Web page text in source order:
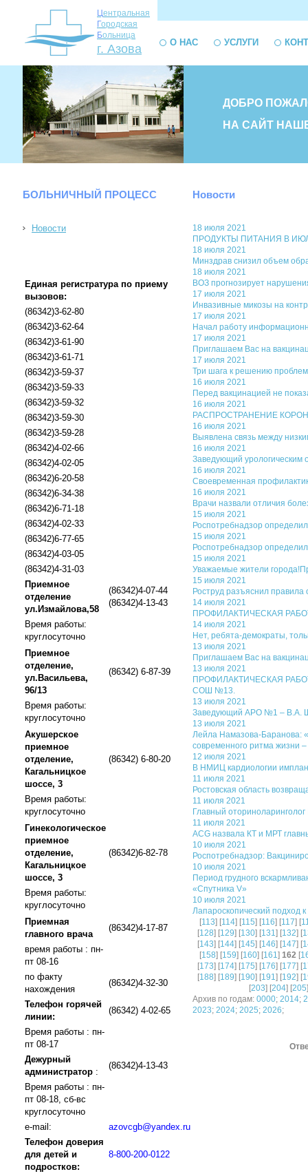
Центральная
Городская
Больница
г. Азова О НАС УСЛУГИ
ДОБРО
НА САЙТ
БОЛЬНИЧНЫЙ ПРОЦЕСС
Новости
Единая регистратура по приему
вызовов:
(86342)3-62-80
(86342)3-62-64
(86342)3-61-90
(86342)3-61-71
(86342)3-59-37
(86342)3-59-33
(86342)3-59-32
(86342)3-59-30
(86342)3-59-28
(86342)4-02-66
(86342)4-02-05
(86342)6-20-58
(86342)6-34-38
(86342)6-71-18
(86342)4-02-33
(86342)6-77-65
(86342)4-03-05
(86342)4-31-03
Приемное
отделение
ул.Измайлова,58
(86342)4-07-44
(86342)4-13-43
Время работы:
круглосуточно
Приемное
отделение,
ул.Васильева,
96/13
(86342) 6-87-39
Время работы:
круглосуточно
Акушерское
приемное
отделение,
Кагальницкое
шоссе, 3
(86342) 6-80-20
Время работы:
круглосуточно
Гинекологическое
приемное
отделение,
Кагальницкое
шоссе, 3
(86342)6-82-78
Время работы:
круглосуточно
Приемная
главного врача
(86342)4-17-87
время работы : пн-
пт 08-16
по факту
нахождения
(86342)4-32-30
Телефон горячей
линии:
(86342) 4-02-65
Время работы : пн-
пт 08-17
Дежурный
администратор :
(86342)4-13-43
Время работы : пн-
пт 08-18, сб-вс
круглосуточно
e-mail:
azovcgb@yandex.ru
Телефон доверия
для детей и
подростков:
8-800-200-0122
Новости
18 июля 2021
ПРОДУКТЫ ПИТАНИЯ В
18 июля 2021
Минздрав снизил объем
18 июля 2021
ВОЗ прогнозирует
17 июля 2021
Инвазивные микозы на
17 июля 2021
Начал работу
17 июля 2021
Приглашаем Вас на
17 июля 2021
Три шага к решению
16 июля 2021
Перед вакцинацией не
16 июля 2021
РАСПРОСТРАНЕНИЕ
16 июля 2021
Выявлена связь между
16 июля 2021
Заведующий урологическим
16 июля 2021
Своевременная
16 июля 2021
Врачи назвали отличия
15 июля 2021
Роспотребнадзор
15 июля 2021
Роспотребнадзор
15 июля 2021
Уважаемые жители
15 июля 2021
Роструд разъяснил правила
14 июля 2021
ПРОФИЛАКТИЧЕСКАЯ
14 июля 2021
Нет, ребята-демократы,
13 июля 2021
Приглашаем Вас на
13 июля 2021
ПРОФИЛАКТИЧЕСКАЯ
СОШ №13.
13 июля 2021
Заведующий АРО №1 – В.А.
13 июля 2021
Лейла Намазова-Баранова:
современного ритма жизни
12 июля 2021
В НМИЦ кардиологии
11 июля 2021
Ростовская область
11 июля 2021
Главный
11 июля 2021
ACG назвала КТ и МРТ
10 июля 2021
Роспотребнадзор:
10 июля 2021
Период грудного
«Спутника V»
10 июля 2021
Лапароскопический подход
[113] [114] [115] [116] [117] [
[128] [129] [130] [131] [132] [
[143] [144] [145] [146] [147] [
[158] [159] [160] [161] 162[
[173] [174] [175] [176] [177] [
[188] [189] [190] [191] [192] [
[203] [204] [205
Архив по годам: 0000; 2014;
2023; 2024; 2025; 2026;